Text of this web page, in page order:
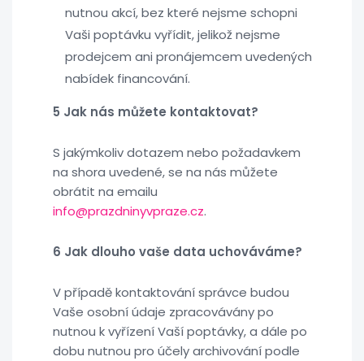
nutnou akcí, bez které nejsme schopni
Vaši poptávku vyřídit, jelikož nejsme
prodejcem ani pronájemcem uvedených
nabídek financování.
5 Jak nás můžete kontaktovat?
S jakýmkoliv dotazem nebo požadavkem
na shora uvedené, se na nás můžete
obrátit na emailu
info@prazdninyvpraze.cz.
6 Jak dlouho vaše data uchováváme?
V případě kontaktování správce budou
Vaše osobní údaje zpracovávány po
nutnou k vyřízení Vaší poptávky, a dále po
dobu nutnou pro účely archivování podle